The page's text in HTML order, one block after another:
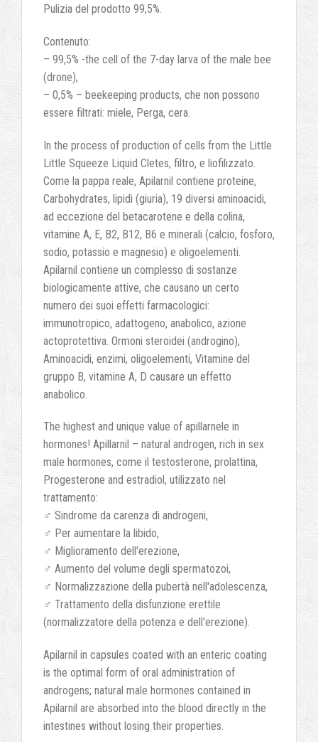
Pulizia del prodotto 99,5%.
Contenuto:
– 99,5% -the cell of the 7-day larva of the male bee
(drone),
– 0,5% – beekeeping products, che non possono
essere filtrati: miele, Perga, cera.
In the process of production of cells from the Little
Little Squeeze Liquid Cletes, filtro, e liofilizzato.
Come la pappa reale, Apilarnil contiene proteine,
Carbohydrates, lipidi (giuria), 19 diversi aminoacidi,
ad eccezione del betacarotene e della colina,
vitamine A, E, B2, B12, B6 e minerali (calcio, fosforo,
sodio, potassio e magnesio) e oligoelementi.
Apilarnil contiene un complesso di sostanze
biologicamente attive, che causano un certo
numero dei suoi effetti farmacologici:
immunotropico, adattogeno, anabolico, azione
actoprotettiva. Ormoni steroidei (androgino),
Aminoacidi, enzimi, oligoelementi, Vitamine del
gruppo B, vitamine A, D causare un effetto
anabolico.
The highest and unique value of apillarnele in
hormones! Apillarnil – natural androgen, rich in sex
male hormones, come il testosterone, prolattina,
Progesterone and estradiol , utilizzato nel
trattamento:
♂ Sindrome da carenza di androgeni,
♂ Per aumentare la libido,
♂ Miglioramento dell'erezione,
♂ Aumento del volume degli spermatozoi,
♂ Normalizzazione della pubertà nell'adolescenza,
♂ Trattamento della disfunzione erettile
(normalizzatore della potenza e dell'erezione).
Apilarnil in capsules coated with an enteric coating
is the optimal form of oral administration of
androgens; natural male hormones contained in
Apilarnil are absorbed into the blood directly in the
intestines without losing their properties.